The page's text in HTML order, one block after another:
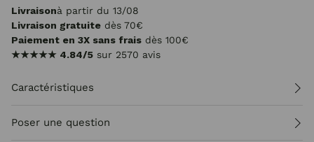
Livraisonà partir du 13/08
Livraison gratuite dès 70€
Paiement en 3X sans frais dès 100€
★★★★★ 4.84/5 sur 2570 avis
Caractéristiques
Poser une question